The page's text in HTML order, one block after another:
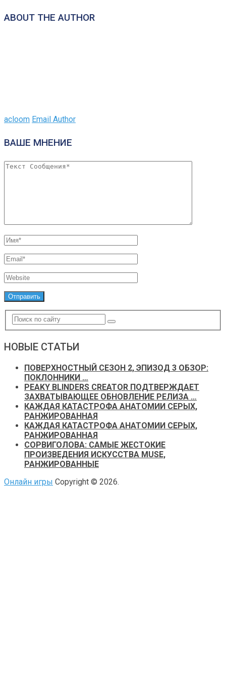
ABOUT THE AUTHOR
acloom Email Author
ВАШЕ МНЕНИЕ
НОВЫЕ СТАТЬИ
ПОВЕРХНОСТНЫЙ СЕЗОН 2, ЭПИЗОД 3 ОБЗОР:
ПОКЛОННИКИ …
PEAKY BLINDERS CREATOR ПОДТВЕРЖДАЕТ
ЗАХВАТЫВАЮЩЕЕ ОБНОВЛЕНИЕ РЕЛИЗА …
КАЖДАЯ КАТАСТРОФА АНАТОМИИ СЕРЫХ,
РАНЖИРОВАННАЯ
КАЖДАЯ КАТАСТРОФА АНАТОМИИ СЕРЫХ,
РАНЖИРОВАННАЯ
СОРВИГОЛОВА: САМЫЕ ЖЕСТОКИЕ
ПРОИЗВЕДЕНИЯ ИСКУССТВА MUSE,
РАНЖИРОВАННЫЕ
Онлайн игры Copyright © 2026.